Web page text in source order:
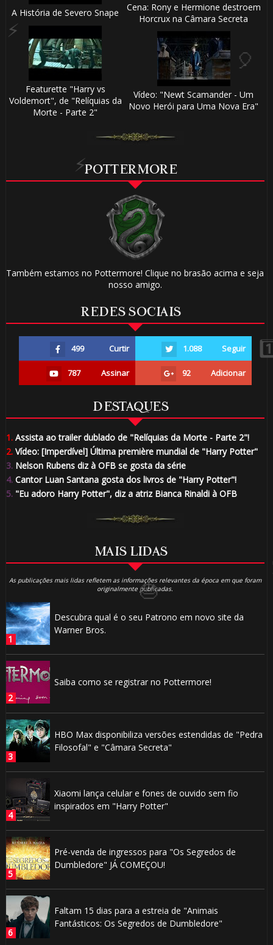
A História de Severo Snape
Cena: Rony e Hermione destroem
Horcrux na Câmara Secreta
Featurette "Harry vs
Voldemort", de "Relíquias da
Morte - Parte 2"
Vídeo: "Newt Scamander - Um
Novo Herói para Uma Nova Era"
POTTERMORE
Também estamos no Pottermore! Clique no brasão acima e seja
nosso amigo.
REDES SOCIAIS
499 Curtir 1.088 Seguir
787 Assinar 92 Adicionar
DESTAQUES
1.Assista ao trailer dublado de "Relíquias da Morte - Parte 2"!
2.Vídeo: [Imperdível] Última première mundial de "Harry Potter"
3.Nelson Rubens diz à OFB se gosta da série
4.Cantor Luan Santana gosta dos livros de "Harry Potter"!
5."Eu adoro Harry Potter", diz a atriz Bianca Rinaldi à OFB
MAIS LIDAS
As publicações mais lidas refletem as informações relevantes da época em que foram
originalmente publicadas.
Descubra qual é o seu Patrono em novo site da
Warner Bros.
Saiba como se registrar no Pottermore!
HBO Max disponibiliza versões estendidas de "Pedra
Filosofal" e "Câmara Secreta"
Xiaomi lança celular e fones de ouvido sem fio
inspirados em "Harry Potter"
Pré-venda de ingressos para "Os Segredos de
Dumbledore" JÁ COMEÇOU!
Faltam 15 dias para a estreia de "Animais
Fantásticos: Os Segredos de Dumbledore"
🎈
1️⃣ 8️⃣
1️⃣ 8️⃣
🎈